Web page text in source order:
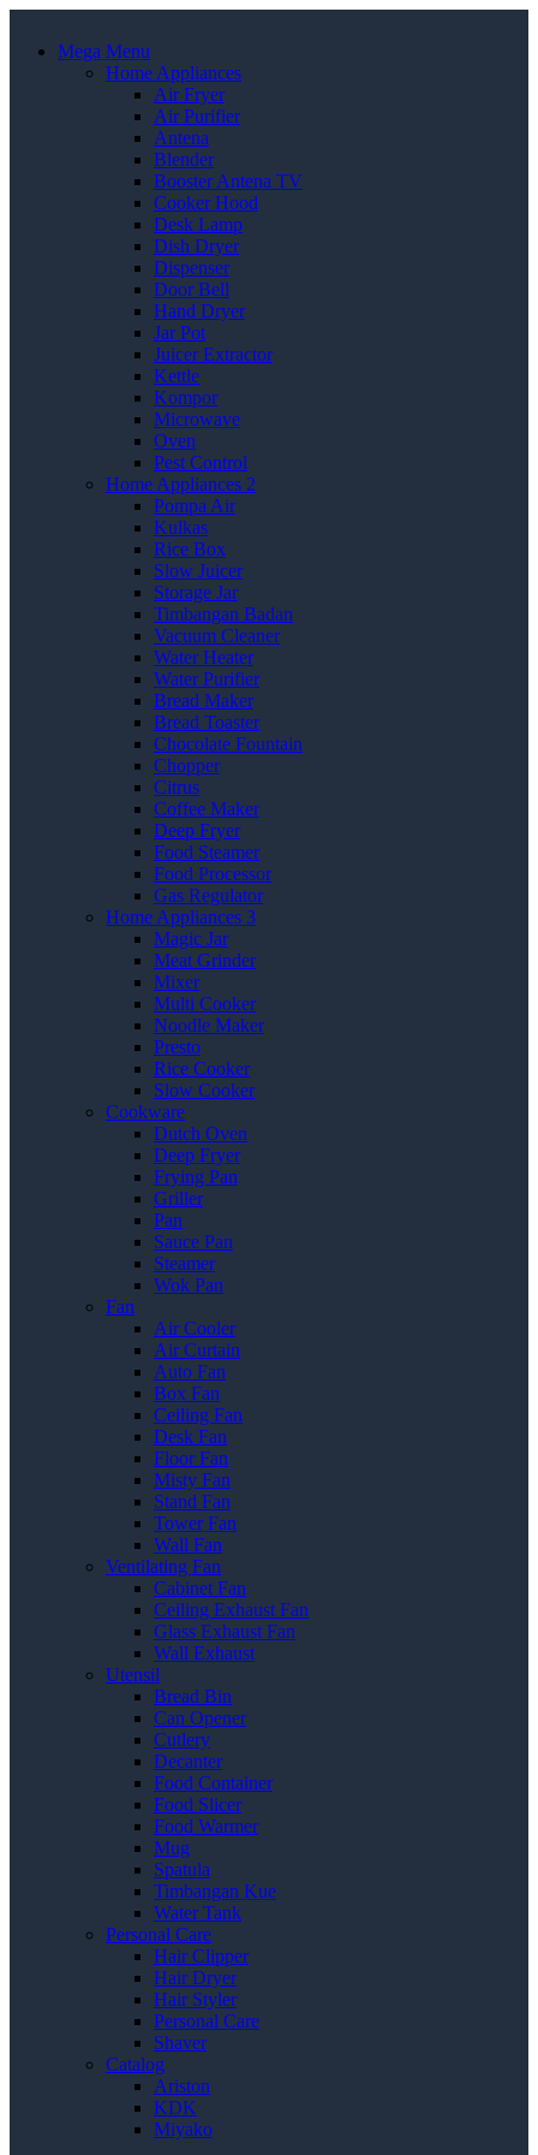
Mega Menu
Home Appliances
Air Fryer
Air Purifier
Antena
Blender
Booster Antena TV
Cooker Hood
Desk Lamp
Dish Dryer
Dispenser
Door Bell
Hand Dryer
Jar Pot
Juicer Extractor
Kettle
Kompor
Microwave
Oven
Pest Control
Home Appliances 2
Pompa Air
Kulkas
Rice Box
Slow Juicer
Storage Jar
Timbangan Badan
Vacuum Cleaner
Water Heater
Water Purifier
Bread Maker
Bread Toaster
Chocolate Fountain
Chopper
Citrus
Coffee Maker
Deep Fryer
Food Steamer
Food Processor
Gas Regulator
Home Appliances 3
Magic Jar
Meat Grinder
Mixer
Multi Cooker
Noodle Maker
Presto
Rice Cooker
Slow Cooker
Cookware
Dutch Oven
Deep Fryer
Frying Pan
Griller
Pan
Sauce Pan
Steamer
Wok Pan
Fan
Air Cooler
Air Curtain
Auto Fan
Box Fan
Ceiling Fan
Desk Fan
Floor Fan
Misty Fan
Stand Fan
Tower Fan
Wall Fan
Ventilating Fan
Cabinet Fan
Ceiling Exhaust Fan
Glass Exhaust Fan
Wall Exhaust
Utensil
Bread Bin
Can Opener
Cutlery
Decanter
Food Container
Food Slicer
Food Warmer
Mug
Spatula
Timbangan Kue
Water Tank
Personal Care
Hair Clipper
Hair Dryer
Hair Styler
Personal Care
Shaver
Catalog
Ariston
KDK
Miyako